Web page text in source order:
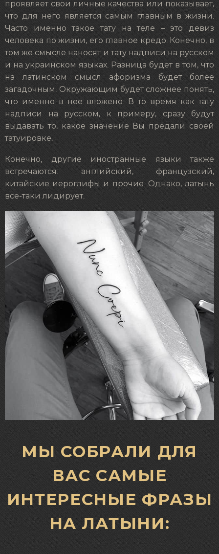
проявляет свои личные качества или показывает,
что для него является самым главным в жизни.
Часто именно такое тату на теле – это девиз
человека по жизни, его главное кредо. Конечно, в
том же смысле наносят и тату надписи на русском
и на украинском языках. Разница будет в том, что
на латинском смысл афоризма будет более
загадочным. Окружающим будет сложнее понять,
что именно в нее вложено. В то время как тату
надписи на русском, к примеру, сразу будут
выдавать то, какое значение Вы предали своей
татуировке.
Конечно, другие иностранные языки также
встречаются: английский, французский,
китайские иероглифы и прочие. Однако, латынь
все-таки лидирует.
МЫ СОБРАЛИ ДЛЯ
ВАС САМЫЕ
ИНТЕРЕСНЫЕ ФРАЗЫ
НА ЛАТЫНИ: